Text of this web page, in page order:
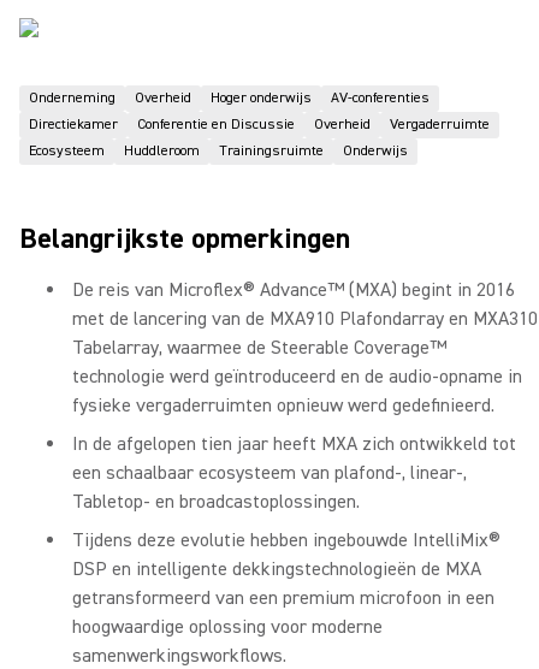
Onderneming Overheid Hoger onderwijs
AV-conferenties
Directiekamer
Conferentie en Discussie Overheid
Vergaderruimte
Ecosysteem
Huddleroom Trainingsruimte Onderwijs
Belangrijkste opmerkingen
De reis van Microflex® Advance™ (MXA) begint in 2016
met de lancering van de MXA910 Plafondarray en MXA310
Tabelarray, waarmee de Steerable Coverage™
technologie werd geïntroduceerd en de audio-opname in
fysieke vergaderruimten opnieuw werd gedefinieerd.
In de afgelopen tien jaar heeft MXA zich ontwikkeld tot
een schaalbaar ecosysteem van plafond-, linear-,
Tabletop- en broadcastoplossingen.
Tijdens deze evolutie hebben ingebouwde IntelliMix®
DSP en intelligente dekkingstechnologieën de MXA
getransformeerd van een premium microfoon in een
hoogwaardige oplossing voor moderne
samenwerkingsworkflows.